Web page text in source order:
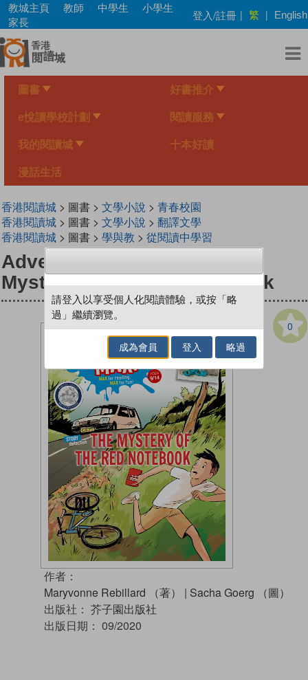
Skip
main
content
教城主頁 教師 中學生
小學生
家長
登入/註冊 | 繁 | English
圖書 好書推介
e悅讀學校計劃 閱讀服務
我的閱讀城 十本好讀
漫話生活
香港閱讀城> 圖書 > 文學小說 > 青春校園
香港閱讀城> 圖書 > 文學小說 > 翻譯文學
香港閱讀城> 圖書 > 學與教 > 從閱讀中學習
AdventureBox Max! : The
Mystery of The Red Notebook
0
作者：
Maryvonne Rebillard （著）
| Sacha Goerg （圖）
出版社： 芥子園出版社
出版日期： 09/2020
請登入以享受個人化閱讀體驗，或按「略
過」繼續瀏覽。
成為會員 登入 略過